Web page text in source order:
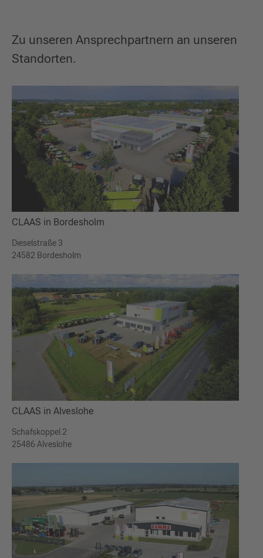
Zu unseren Ansprechpartnern an unseren
Standorten.
CLAAS in Bordesholm
Dieselstraße 3
24582 Bordesholm
CLAAS in Alveslohe
Schafskoppel 2
25486 Alveslohe